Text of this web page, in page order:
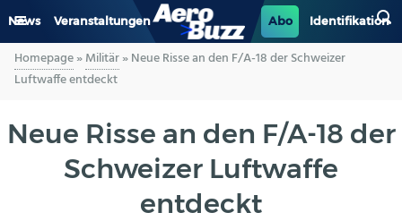
News Veranstaltungen Abo Identifikation
GENERAL AVIATION
LUFTVERKEHR
Homepage»Militär»Neue Risse an den F/A-18 der Schweizer
Luftwaffe entdeckt
Neue Risse an den F/A-18 der
Schweizer Luftwaffe
entdeckt